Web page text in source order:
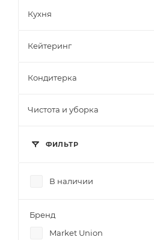
Кухня
Кейтеринг
Кондитерка
Чистота и уборка
ФИЛЬТР
В наличии
Бренд
Market Union